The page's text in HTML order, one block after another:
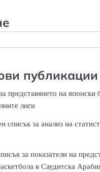
публикации
представянето на японски
лиги
списък за анализ на
за показатели на
в Саудитска